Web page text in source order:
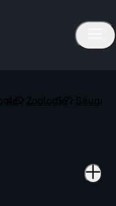
Zoologie